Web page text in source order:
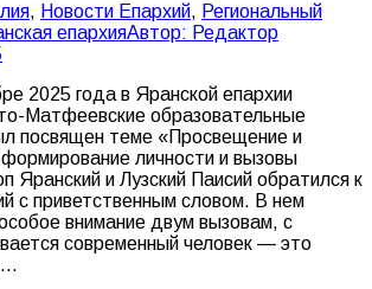
, Новости Епархий, Региональный
епархияАвтор: Редактор
2025 года в Яранской епархии
Матфеевские образовательные
посвящен теме «Просвещение и
личности и вызовы
Яранский и Лузский Паисий обратился к
с приветственным словом. В нем
внимание двум вызовам, с
современный человек — это